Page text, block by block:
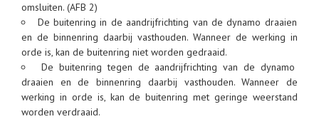
omsluiten. (AFB 2)
De buitenring in de aandrijfrichting van de dynamo draaien
en de binnenring daarbij vasthouden. Wanneer de werking in
orde is, kan de buitenring niet worden gedraaid.
De buitenring tegen de aandrijfrichting van de dynamo
draaien en de binnenring daarbij vasthouden. Wanneer de
werking in orde is, kan de buitenring met geringe weerstand
worden verdraaid.